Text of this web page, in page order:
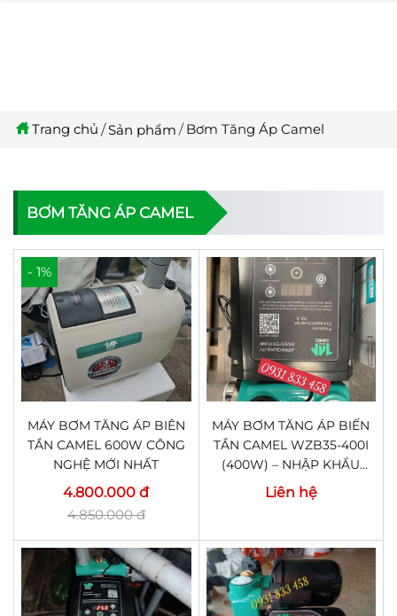
Trang chủ Sản phẩm Bơm Tăng Áp Camel
BƠM TĂNG ÁP CAMEL
MÁY BƠM TĂNG ÁP BIÊN
TẦN CAMEL 600W CÔNG
NGHỆ MỚI NHẤT
4.800.000 đ
4.850.000 đ
- 1%
MÁY BƠM TĂNG ÁP BIẾN
TẦN CAMEL WZB35-400I
(400W) – NHẬP KHẨU
JAPAN HÀNG CHÍNH
Liên hệ